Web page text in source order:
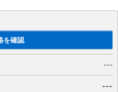
を確認
---
---